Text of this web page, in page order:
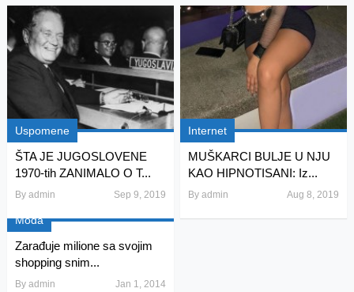
Uspomene
ŠTA JE JUGOSLOVENE
1970-tih ZANIMALO O T...
By admin Sep 9, 2019
Internet
MUŠKARCI BULJE U NJU
KAO HIPNOTISANI: Iz...
Byadmin Aug 8, 2019
Moda
Zarađuje milione sa svojim
shopping snim...
By admin Jan 1, 2014